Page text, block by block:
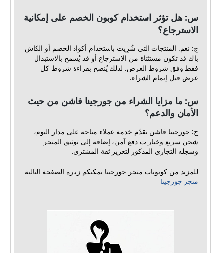
س: هل تؤثر استخدام كوبون الخصم على إمكانية
الاسترجاع؟
ج: نعم. المنتجات التي شُرِيت باستخدام أكواد الخصم أو الكاش
باك قد تكون مستثناة من الاسترجاع أو قد يُسمح بالاستبدال
فقط وفق شروط العرض. لذلك يُنصح بقراءة شروط كل
عرض قبل إتمام الشراء.
س: ما مزايا الشراء من جورجينا فاشن من حيث
الأمان والدعم؟
ج: جورجينا فاشن تقدّم خدمة عملاء متاحة على مدار اليوم،
شحن سريع وخيارات دفع آمن، إضافة إلى توثيق المتجر
وسجله التجاري المذكور لتعزيز ثقة المشتري.
للمزيد من كوبونات متجر جورجينا يمكنكم زيارة الصفحة التالية
متجر جورجينا